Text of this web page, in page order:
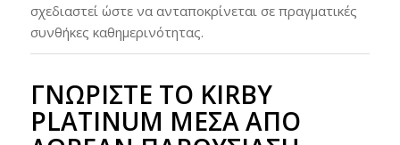
σχεδιαστεί ώστε να ανταποκρίνεται σε πραγματικές
συνθήκες καθημερινότητας.
ΓΝΩΡΊΣΤΕ ΤΟ KIRBY
PLATINUM ΜΈΣΑ ΑΠΌ